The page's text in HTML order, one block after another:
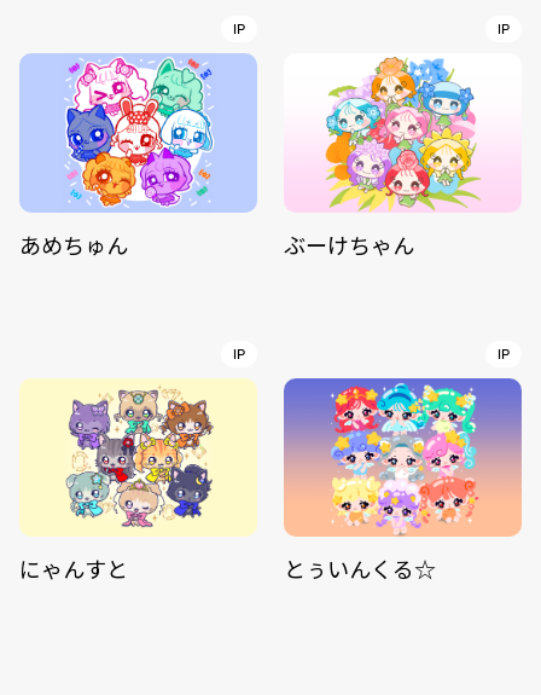
IP
あめちゅん
IP
ぶーけちゃん
IP
にゃんすと
IP
とぅいんくる☆